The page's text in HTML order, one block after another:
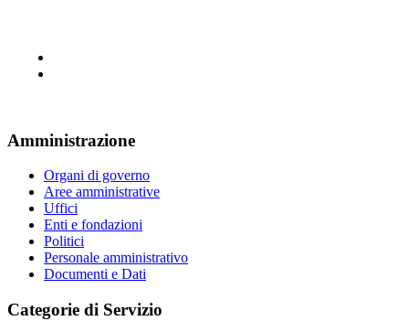
Amministrazione
Organi di governo
Aree amministrative
Uffici
Enti e fondazioni
Politici
Personale amministrativo
Documenti e Dati
Categorie di Servizio